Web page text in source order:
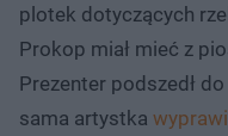
plotek dotyczących
Prokop miał mieć z
Prezenter podszedł
sama artystka